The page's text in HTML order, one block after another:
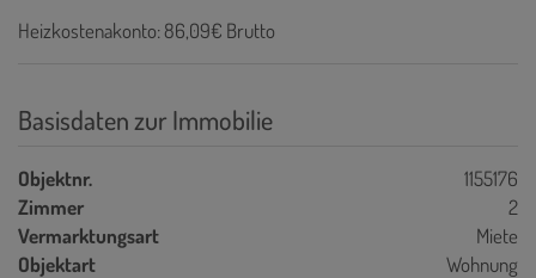
Heizkostenakonto: 86,09€ Brutto
Basisdaten zur Immobilie
Objektnr.
1155176
Zimmer
2
Vermarktungsart
Miete
Objektart
Wohnung